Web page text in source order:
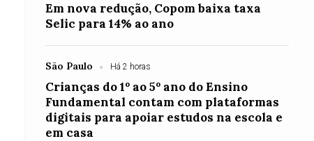
Em nova redução, Copom baixa taxa
Selic para 14% ao ano
São Paulo Há 2 horas
Crianças do 1º ao 5º ano do Ensino
Fundamental contam com plataformas
digitais para apoiar estudos na escola e
em casa